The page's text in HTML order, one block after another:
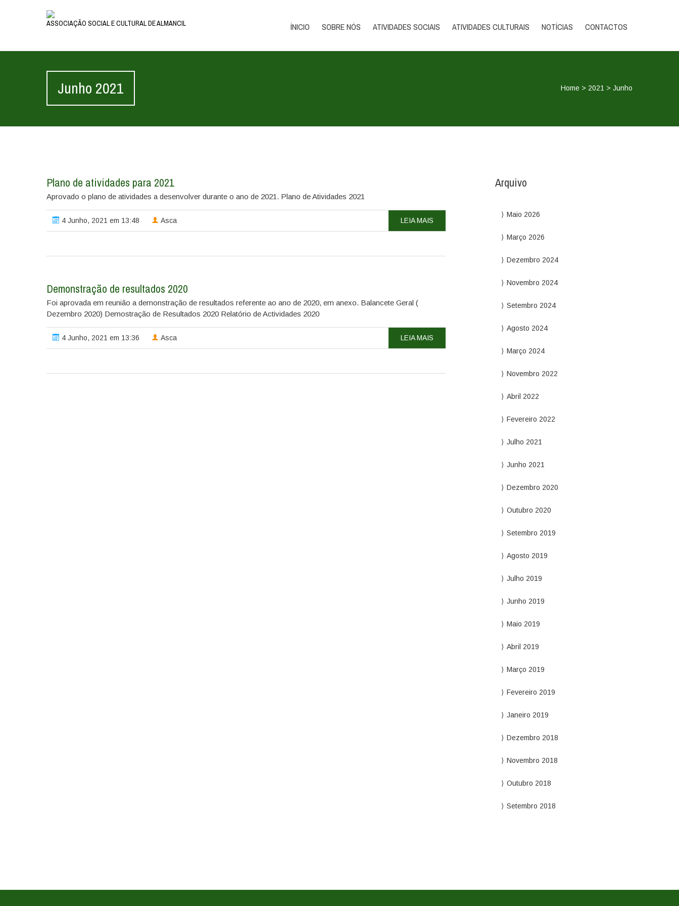
ASSOCIAÇÃO SOCIAL E CULTURAL DE ALMANCIL ÍNICIO SOBRE NÓS ATIVIDADES SOCIAIS ATIVIDADES CULTURAIS NOTÍCIAS CONTACTOS
Junho 2021 Home > 2021 >Junho
Plano de atividades para 2021
Aprovado o plano de atividades a desenvolver durante o ano de 2021. Plano de Atividades 2021
4 Junho, 2021 em 13:48 Asca LEIA MAIS
Demonstração de resultados 2020
Foi aprovada em reunião a demonstração de resultados referente ao ano de 2020, em anexo. Balancete Geral (
Dezembro 2020) Demostração de Resultados 2020 Relatório de Actividades 2020
4 Junho, 2021 em 13:36 Asca LEIA MAIS
Arquivo
Maio 2026
Março 2026
Dezembro 2024
Novembro 2024
Setembro 2024
Agosto 2024
Março 2024
Novembro 2022
Abril 2022
Fevereiro 2022
Julho 2021
Junho 2021
Dezembro 2020
Outubro 2020
Setembro 2019
Agosto 2019
Julho 2019
Junho 2019
Maio 2019
Abril 2019
Março 2019
Fevereiro 2019
Janeiro 2019
Dezembro 2018
Novembro 2018
Outubro 2018
Setembro 2018